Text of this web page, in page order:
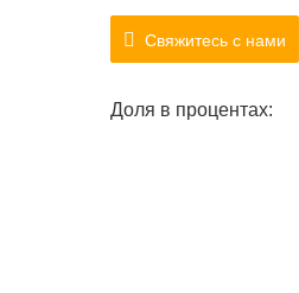
Свяжитесь с нами
Доля в процентах: